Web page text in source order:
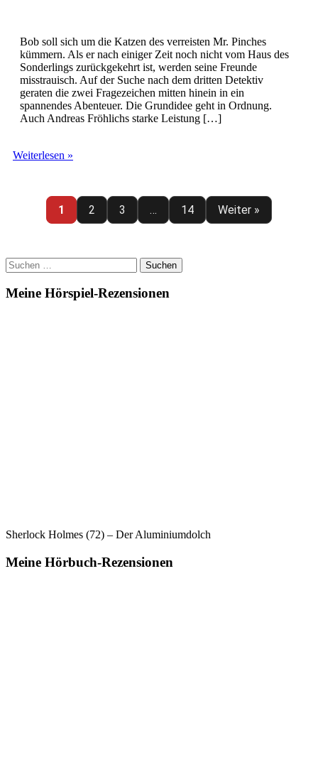
Bob soll sich um die Katzen des verreisten Mr. Pinches
kümmern. Als er nach einiger Zeit noch nicht vom Haus des
Sonderlings zurückgekehrt ist, werden seine Freunde
misstrauisch. Auf der Suche nach dem dritten Detektiv
geraten die zwei Fragezeichen mitten hinein in ein
spannendes Abenteuer. Die Grundidee geht in Ordnung.
Auch Andreas Fröhlichs starke Leistung […]
Weiterlesen »
Der
1 2 3 … 14 Weiter »
Suchen
nach:
Meine Hörspiel-Rezensionen
Sherlock Holmes (72) – Der Aluminiumdolch
Meine Hörbuch-Rezensionen